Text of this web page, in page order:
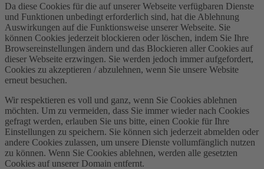
Da diese Cookies für die auf unserer Webseite verfügbaren Dienste
und Funktionen unbedingt erforderlich sind, hat die Ablehnung
Auswirkungen auf die Funktionsweise unserer Webseite. Sie
können Cookies jederzeit blockieren oder löschen, indem Sie Ihre
Browsereinstellungen ändern und das Blockieren aller Cookies auf
dieser Webseite erzwingen. Sie werden jedoch immer aufgefordert,
Cookies zu akzeptieren / abzulehnen, wenn Sie unsere Website
erneut besuchen.
Wir respektieren es voll und ganz, wenn Sie Cookies ablehnen
möchten. Um zu vermeiden, dass Sie immer wieder nach Cookies
gefragt werden, erlauben Sie uns bitte, einen Cookie für Ihre
Einstellungen zu speichern. Sie können sich jederzeit abmelden oder
andere Cookies zulassen, um unsere Dienste vollumfänglich nutzen
zu können. Wenn Sie Cookies ablehnen, werden alle gesetzten
Cookies auf unserer Domain entfernt.